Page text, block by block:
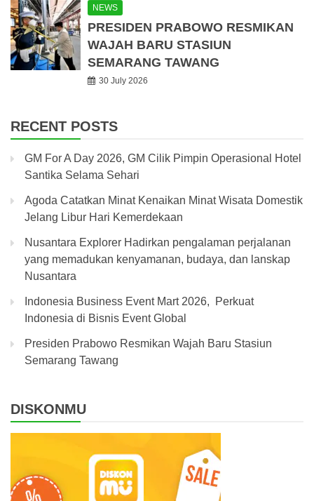
NEWS
PRESIDEN PRABOWO RESMIKAN
WAJAH BARU STASIUN
SEMARANG TAWANG
30 July 2026
RECENT POSTS
GM For A Day 2026, GM Cilik Pimpin Operasional Hotel
Santika Selama Sehari
Agoda Catatkan Minat Kenaikan Minat Wisata Domestik
Jelang Libur Hari Kemerdekaan
Nusantara Explorer Hadirkan pengalaman perjalanan
yang memadukan kenyamanan, budaya, dan lanskap
Nusantara
Indonesia Business Event Mart 2026, Perkuat
Indonesia di Bisnis Event Global
Presiden Prabowo Resmikan Wajah Baru Stasiun
Semarang Tawang
DISKONMU